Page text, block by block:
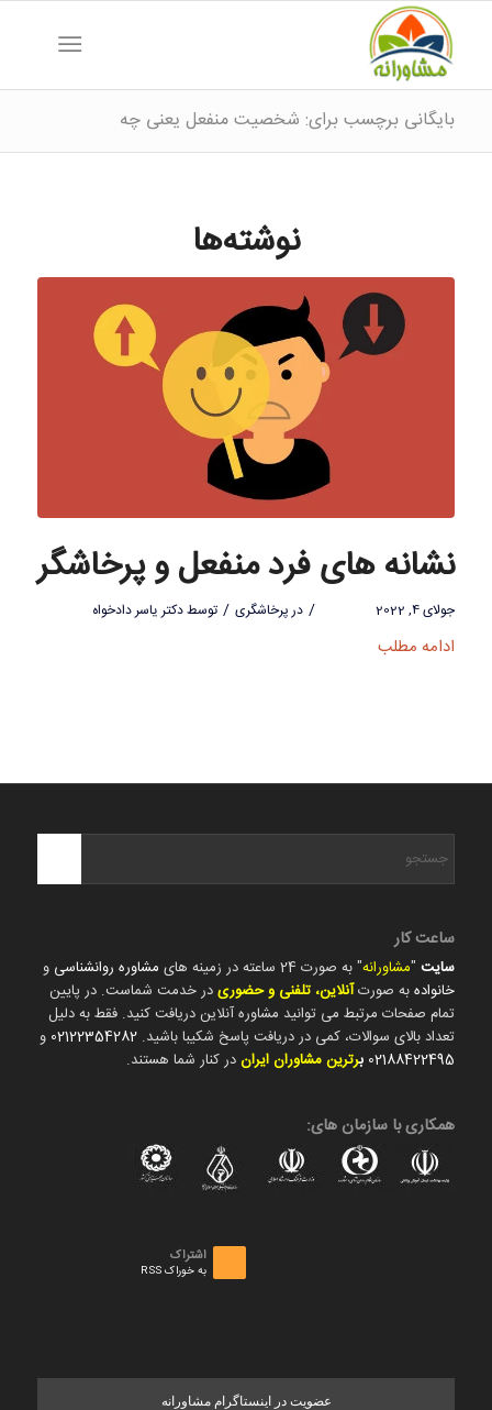
بایگانی برچسب برای: شخصیت منفعل یعنی چه
نوشته‌ها
نشانه های فرد منفعل و پرخاشگر
جولای 4, 2022 / درپرخاشگری / توسطدکتر یاسر دادخواه
ادامه مطلب
ساعت کار
سایت"مشاورانه" به صورت 24 ساعته در زمینه های مشاوره روانشناسی و
خانوادهبه صورتآنلاین، تلفنی و حضوریدر خدمت شماست. در پایین
تمام صفحات مرتبط می توانید مشاوره آنلاین دریافت کنید. فقط به دلیل
تعداد بالای سوالات، کمی در دریافت پاسخ شکیبا باشید. 02122354282 و
02188422495 برترین مشاوران ایراندر کنار شما هستند.
همکاری با سازمان های:
اشتراک
به خوراک RSS
عضویت در اینستاگرام مشاورانه